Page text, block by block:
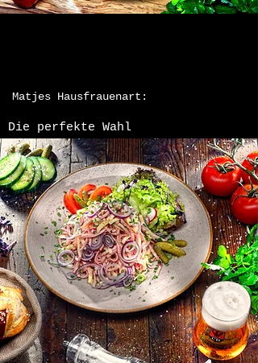
Matjes Hausfrauenart:
Die perfekte Wahl